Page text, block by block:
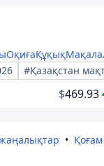
ОқиғаҚұқық
#Қазақстан
$469.93